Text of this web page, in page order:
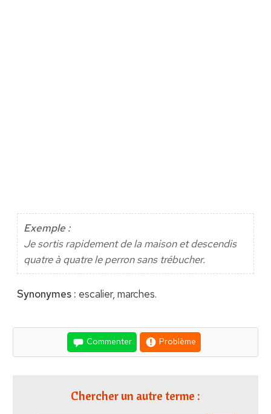
Exemple :
Je sortis rapidement de la maison et descendis
quatre à quatre le perron sans trébucher.
Synonymes : escalier, marches.
Commenter Problème
Chercher un autre terme :